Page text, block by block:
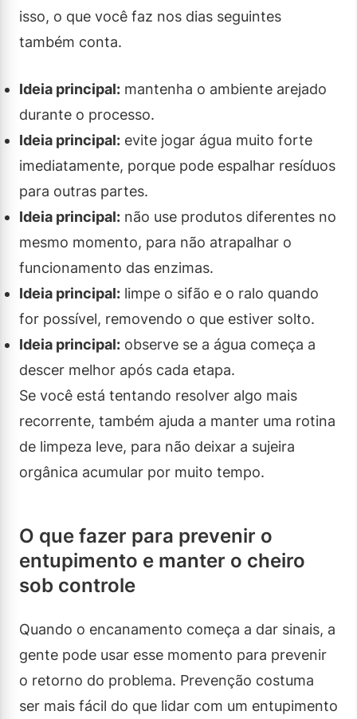
isso, o que você faz nos dias seguintes
também conta.
Ideia principal: mantenha o ambiente arejado
durante o processo.
Ideia principal: evite jogar água muito forte
imediatamente, porque pode espalhar resíduos
para outras partes.
Ideia principal: não use produtos diferentes no
mesmo momento, para não atrapalhar o
funcionamento das enzimas.
Ideia principal: limpe o sifão e o ralo quando
for possível, removendo o que estiver solto.
Ideia principal: observe se a água começa a
descer melhor após cada etapa.
Se você está tentando resolver algo mais
recorrente, também ajuda a manter uma rotina
de limpeza leve, para não deixar a sujeira
orgânica acumular por muito tempo.
O que fazer para prevenir o
entupimento e manter o cheiro
sob controle
Quando o encanamento começa a dar sinais, a
gente pode usar esse momento para prevenir
o retorno do problema. Prevenção costuma
ser mais fácil do que lidar com um entupimento